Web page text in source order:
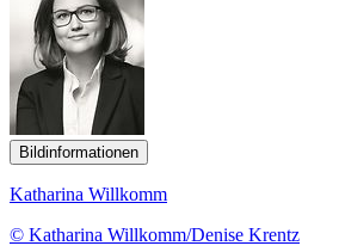
Bildinformationen
Katharina Willkomm
© Katharina Willkomm/Denise Krentz